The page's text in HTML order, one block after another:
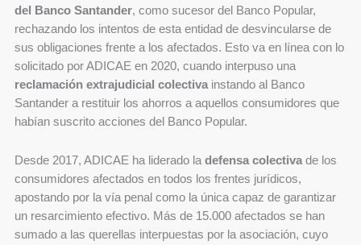
del Banco Santander, como sucesor del Banco Popular,
rechazando los intentos de esta entidad de desvincularse de
sus obligaciones frente a los afectados. Esto va en línea con lo
solicitado por ADICAE en 2020, cuando interpuso una
reclamación extrajudicial colectivainstando al Banco
Santander a restituir los ahorros a aquellos consumidores que
habían suscrito acciones del Banco Popular.
Desde 2017, ADICAE ha liderado la defensa colectivade los
consumidores afectados en todos los frentes jurídicos,
apostando por la vía penal como la única capaz de garantizar
un resarcimiento efectivo. Más de 15.000 afectados se han
sumado a las querellas interpuestas por la asociación, cuyo